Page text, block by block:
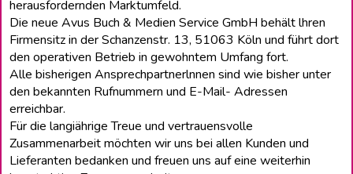
herausfordernden Marktumfeld.
Die neue Avus Buch & Medien Service GmbH behält lhren
Firmensitz in der Schanzenstr. 13, 51063 Köln und führt dort
den operativen Betrieb in gewohntem Umfang fort.
Alle bisherigen Ansprechpartnerlnnen sind wie bisher unter
den bekannten Rufnummern und E-Mail- Adressen
erreichbar.
Für die langiährige Treue und vertrauensvolle
Zusammenarbeit möchten wir uns bei allen Kunden und
Lieferanten bedanken und freuen uns auf eine weiterhin